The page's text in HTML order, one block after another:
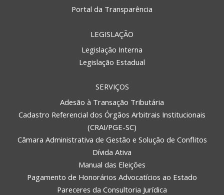
Portal da Transparência
LEGISLAÇÃO
Legislação Interna
Legislação Estadual
SERVIÇOS
Adesão à Transação Tributária
Cadastro Referencial dos Órgãos Arbitrais Institucionais
(CRAI/PGE-SC)
Câmara Administrativa de Gestão e Solução de Conflitos
Dívida Ativa
Manual das Eleições
Pagamento de Honorários Advocatícios ao Estado
Pareceres da Consultoria Jurídica